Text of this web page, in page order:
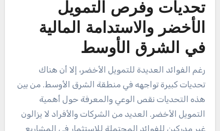
تحديات وفرص التمويل
الأخضر والاستدامة المالية
في الشرق الأوسط
رغم الفوائد العديدة للتمويل الأخضر، إلا أن هناك
تحديات كبيرة تواجهه في منطقة الشرق الأوسط. من بين
هذه التحديات نقص الوعي والمعرفة حول أهمية
التمويل الأخضر. العديد من الشركات والأفراد لا يزالون
غير مدركين للفوائد المحتملة للاستثمار في المشاريع